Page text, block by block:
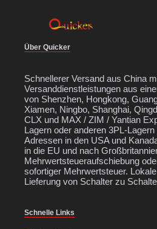
Über Quicker
Schnellerer Versand aus China
Versanddienstleistungen aus
von Shenzhen, Hongkong,
Xiamen, Ningbo, Shanghai,
CLX und MAX / ZIM / Yantian
Lagern oder anderen 3PL-
Adressen in den USA und
in die EU und nach
Mehrwertsteueraufschiebung
sofortiger Mehrwertsteuer.
Lieferung von Schalter zu
Schnelle Links